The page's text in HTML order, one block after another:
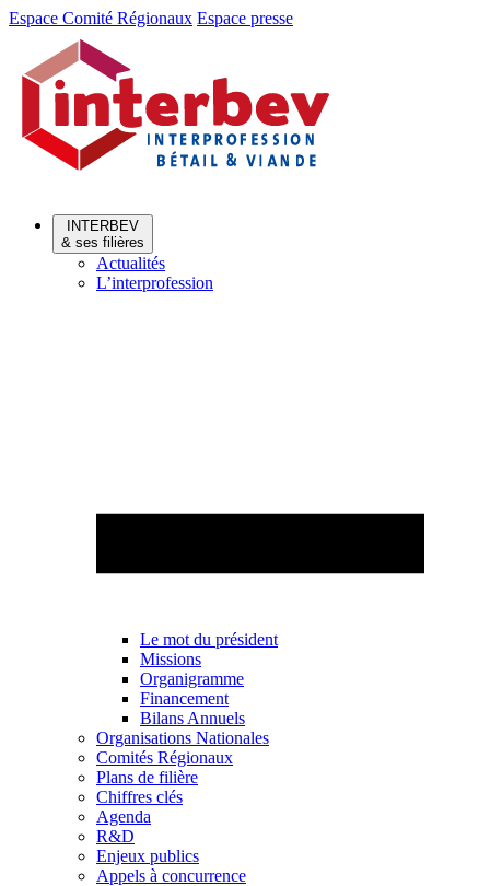
Aller
Aller
contenu
Espace Comité Régionaux Espace presse
INTERBEV
& ses filières
Actualités
L’interprofession
Le mot du président
Missions
Organigramme
Financement
Bilans Annuels
Organisations Nationales
Comités Régionaux
Plans de filière
Chiffres clés
Agenda
R&D
Enjeux publics
Appels à concurrence